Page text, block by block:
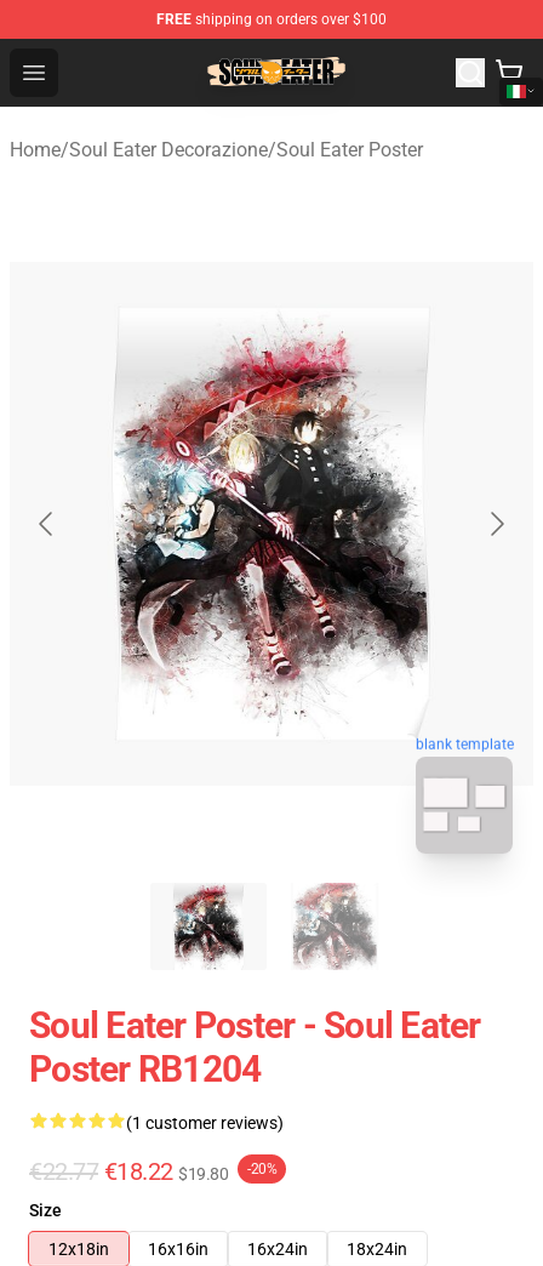
FREE shipping on orders over $100
Open menu
Soul Eater Store - Official Soul Eater Merchandise Shop
Home/Soul Eater Decorazione/Soul Eater Poster
blank template
Soul Eater Poster - Soul Eater
Poster RB1204
(1 customer reviews)
€22.77 €18.22 $19.80 -20%
Size
12x18in
16x16in 16x24in 18x24in